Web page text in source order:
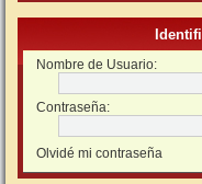
Nombre de Usuario:
Contraseña:
Olvidé mi contraseña